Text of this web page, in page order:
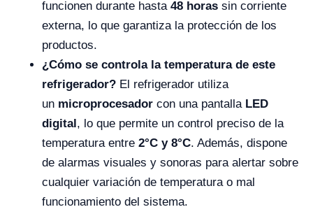
funcionen durante hasta 48 horas sin corriente
externa, lo que garantiza la protección de los
productos.
¿Cómo se controla la temperatura de este
refrigerador? El refrigerador utiliza
un microprocesador con una pantalla LED
digital, lo que permite un control preciso de la
temperatura entre 2°C y 8°C. Además, dispone
de alarmas visuales y sonoras para alertar sobre
cualquier variación de temperatura o mal
funcionamiento del sistema.